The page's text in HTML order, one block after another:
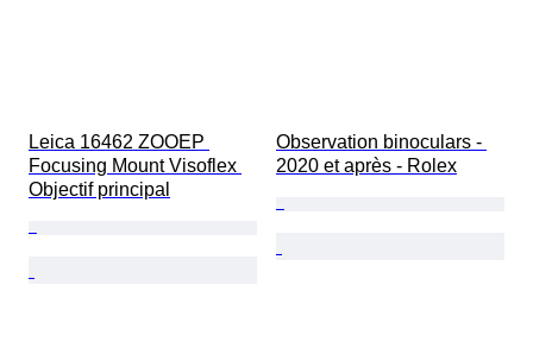
Leica 16462 ZOOEP
Focusing Mount Visoflex
Objectif principal
Observation binoculars -
2020 et après - Rolex